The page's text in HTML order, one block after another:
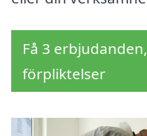
Få 3
förpliktelser